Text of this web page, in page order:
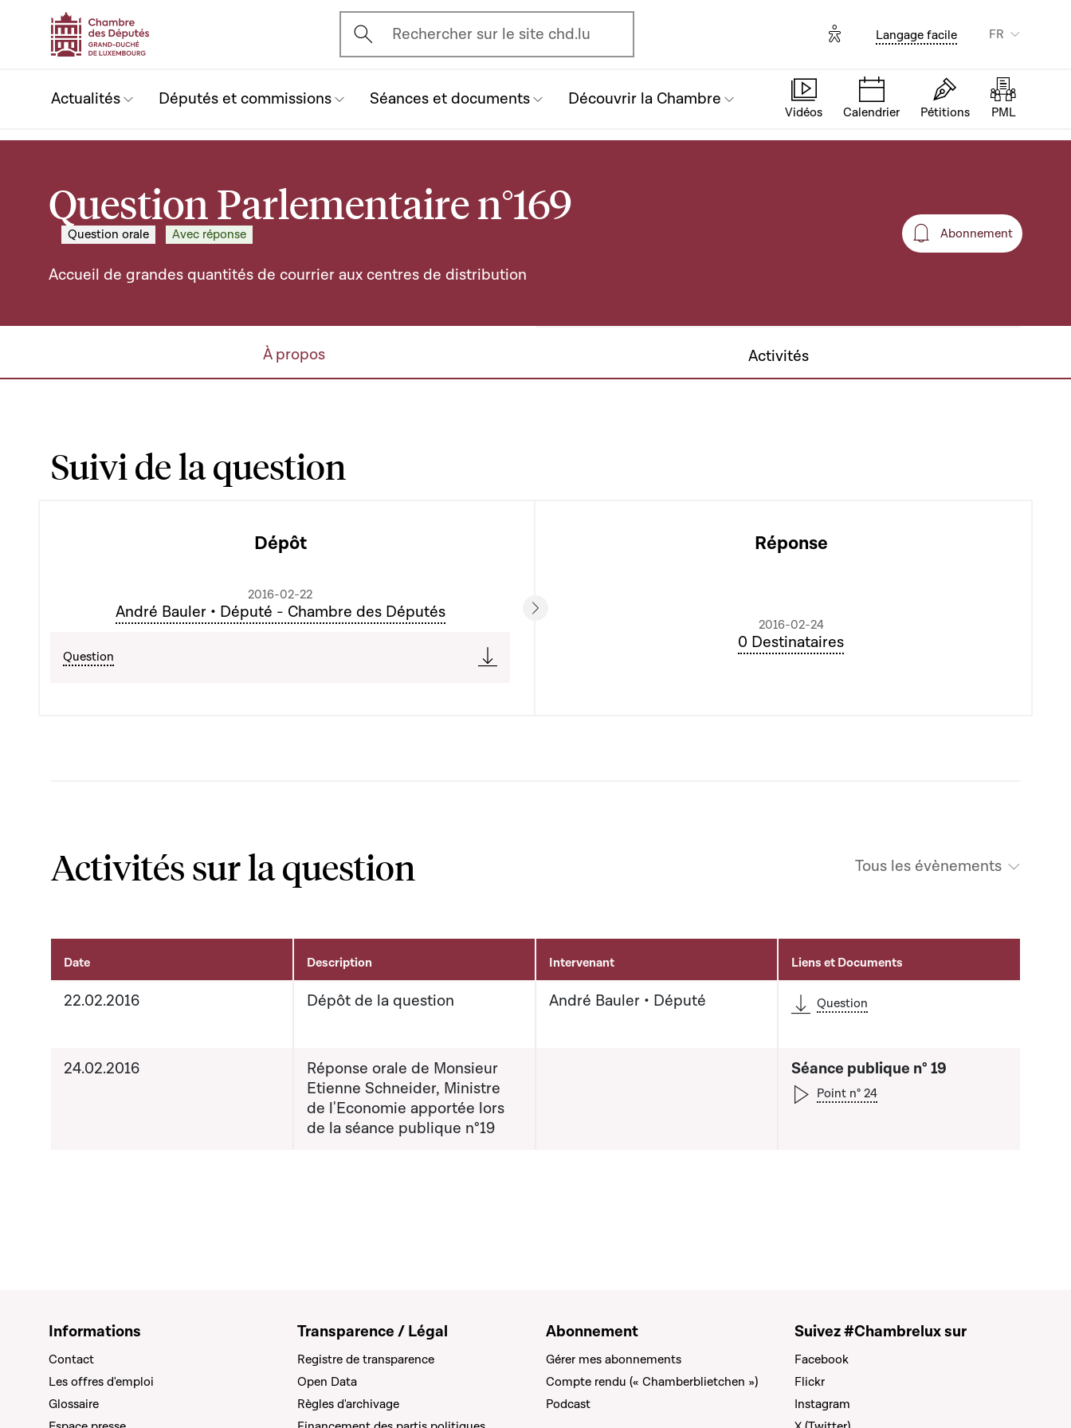
Ouvrir l'écran de recherche
Rechercher sur le site chd.lu Options d'accessibilité
Langage facile FR
Actualités Députés et commissions Séances et documents Découvrir la Chambre
Vidéos Calendrier Pétitions PML
Question Parlementaire n°169
Question orale Avec réponse
Accueil de grandes quantités de courrier aux centres de distribution
Abonnement
Abonnement
À propos Activités
Suivi de la question
Dépôt
2016-02-22
André Bauler • Député - Chambre des Députés
Question
Réponse
2016-02-24
0 Destinataires
Activités sur la question Tous les évènements
Activités liées au dossier
Date Description Intervenant Liens et Documents
22.02.2016 Dépôt de la question André Bauler • Député Question
24.02.2016
Réponse orale de Monsieur
Etienne Schneider, Ministre
de l'Economie apportée lors
de la séance publique n°19
Séance publique n° 19
Point n° 24
Informations
Contact
Les offres d'emploi
Glossaire
Transparence / Légal
Registre de transparence
Open Data
Règles d'archivage
Abonnement
Gérer mes abonnements
Compte rendu (« Chamberblietchen »)
Podcast
Suivez #Chambrelux sur
Facebook
Flickr
Instagram